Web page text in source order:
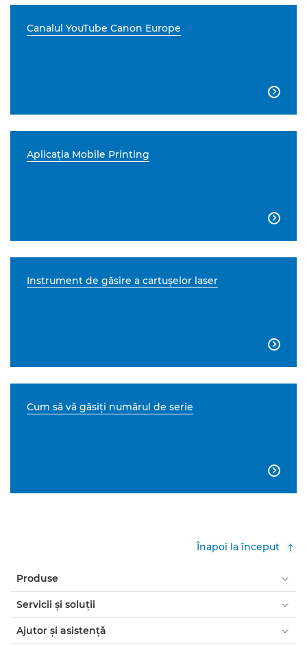
Canalul YouTube Canon Europe

Aplicaţia Mobile Printing

Instrument de găsire a cartuşelor laser

Cum să vă găsiţi numărul de serie

Înapoi la început
Produse
Servicii şi soluţii
Ajutor şi asistenţă